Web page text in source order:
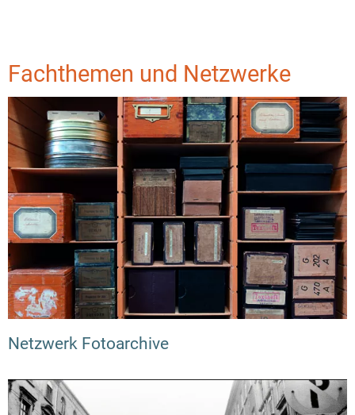
Fachthemen und Netzwerke
Netzwerk Fotoarchive